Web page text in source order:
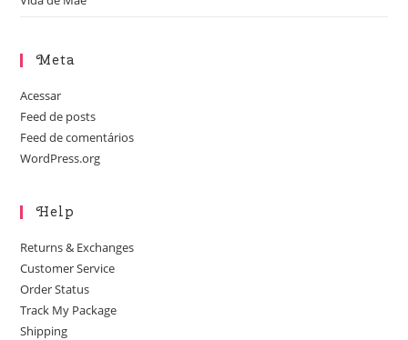
Meta
Acessar
Feed de posts
Feed de comentários
WordPress.org
Help
Returns & Exchanges
Customer Service
Order Status
Track My Package
Shipping